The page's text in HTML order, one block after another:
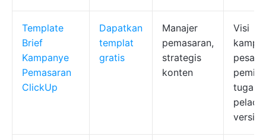
Template
Brief
Kampanye
Pemasaran
ClickUp
Dapatkan
templat
gratis
Manajer
pemasaran,
strategis
konten
Visi
pesan,
pemilik
tugas,
versi